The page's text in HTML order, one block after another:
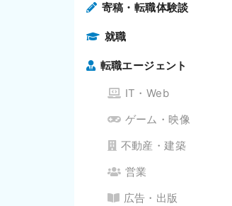
寄稿・転職体験談
就職
転職エージェント
IT・Web
ゲーム・映像
不動産・建築
営業
広告・出版